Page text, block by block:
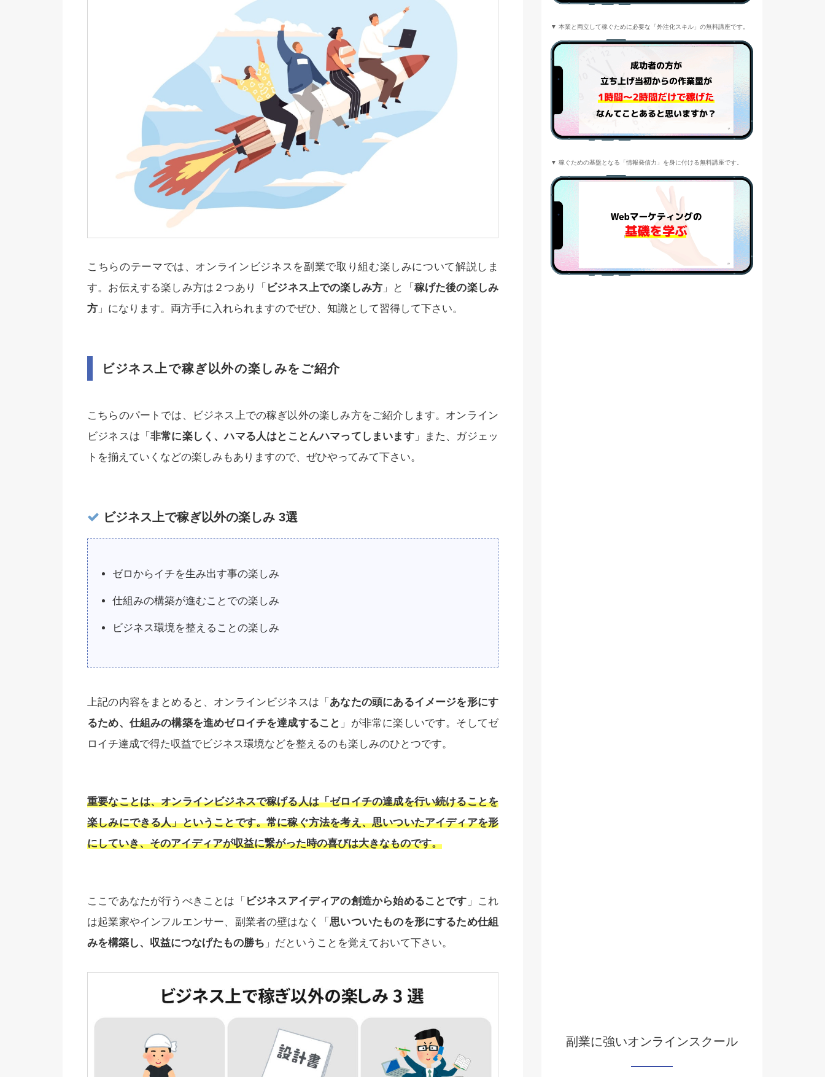
こちらのテーマでは、オンラインビジネスを副業で取り組む楽しみについて解説しま
す。お伝えする楽しみ方は２つあり「 ビジネス上での楽しみ方 」と「 稼げた後の楽しみ
方 」になります。両方手に入れられますのでぜひ、知識として習得して下さい。
ビジネス上で稼ぎ以外の楽しみをご紹介
こちらのパートでは、ビジネス上での稼ぎ以外の楽しみ方をご紹介します。オンライン
ビジネスは「非常に楽しく、ハマる人はとことんハマってしまいます」また、ガジェッ
トを揃えていくなどの楽しみもありますので、ぜひやってみて下さい。
ビジネス上で稼ぎ以外の楽しみ 3選
ゼロからイチを生み出す事の楽しみ
仕組みの構築が進むことでの楽しみ
ビジネス環境を整えることの楽しみ
上記の内容をまとめると、オンラインビジネスは「 あなたの頭にあるイメージを形にす
るため、仕組みの構築を進めゼロイチを達成すること 」が非常に楽しいです。そしてゼ
ロイチ達成で得た収益でビジネス環境などを整えるのも楽しみのひとつです。
重要なことは、オンラインビジネスで稼げる人は「ゼロイチの達成を行い続けることを
楽しみにできる人」ということです。常に稼ぐ方法を考え、思いついたアイディアを形
にしていき、そのアイディアが収益に繋がった時の喜びは大きなものです。
ここであなたが行うべきことは「 ビジネスアイディアの創造から始めることです 」これ
は起業家やインフルエンサー、副業者の壁はなく「思いついたものを形にするため仕組
みを構築し、収益につなげたもの勝ち 」だということを覚えておいて下さい。
▼ 本業と両立して稼ぐために必要な「外注化スキル」の無料講座です。
▼ 稼ぐための基盤となる「情報発信力」を身に付ける無料講座です。
副業に強いオンラインスクール